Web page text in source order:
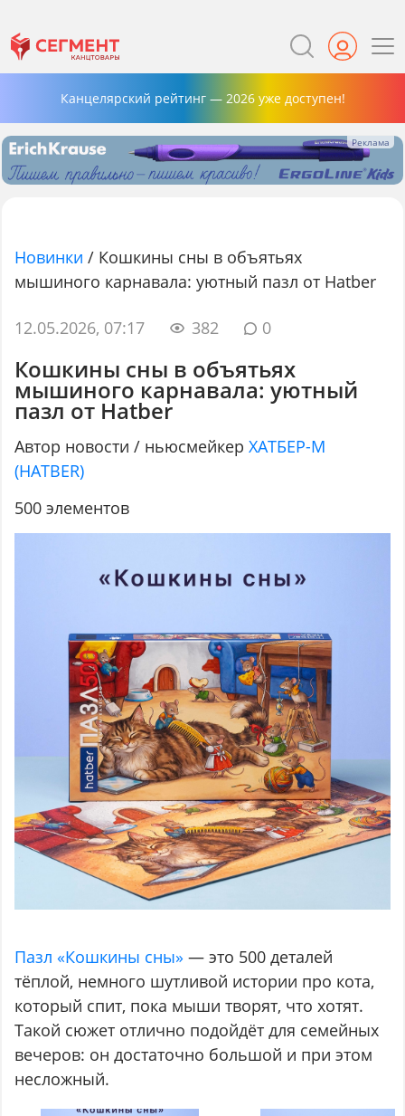
Канцелярский рейтинг — 2026 уже доступен!
Новинки / Кошкины сны в объятьях
мышиного карнавала: уютный пазл от Hatber
12.05.2026, 07:17 382 0
Кошкины сны в объятьях
мышиного карнавала: уютный
пазл от Hatber
Автор новости / ньюсмейкерХАТБЕР-М
(HATBER)
500 элементов
Пазл «Кошкины сны» — это 500 деталей
тёплой, немного шутливой истории про кота,
который спит, пока мыши творят, что хотят.
Такой сюжет отлично подойдёт для семейных
вечеров: он достаточно большой и при этом
несложный.